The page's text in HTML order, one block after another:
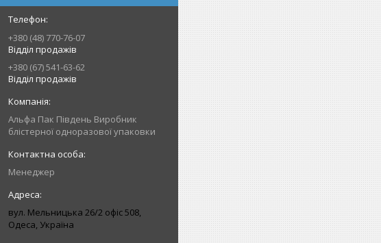
+380 (48) 770-76-07
Відділ продажів
+380 (67) 541-63-62
Відділ продажів
Альфа Пак Південь Виробник
блістерної одноразової упаковки
Менеджер
вул. Мельницька 26/2 офіс 508,
Одеса, Україна